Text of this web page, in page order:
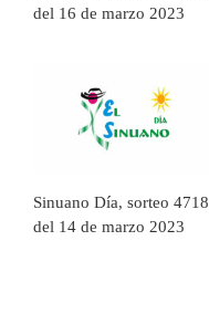
del 16 de marzo 2023
Sinuano Día, sorteo 4718
del 14 de marzo 2023